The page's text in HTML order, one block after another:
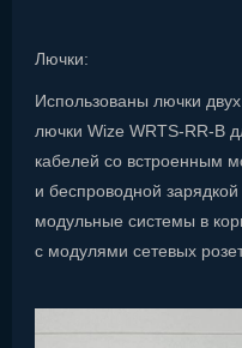
Лючки:
Использованы лючки
лючки Wize WRTS-RR-B
кабелей со встроенным
и беспроводной
модульные системы в
с модулями сетевых